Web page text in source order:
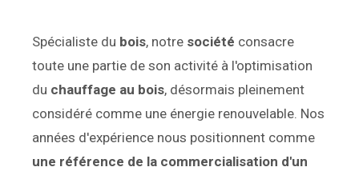
Spécialiste du bois, notre société consacre
toute une partie de son activité à l'optimisation
du chauffage au bois, désormais pleinement
considéré comme une énergie renouvelable. Nos
années d'expérience nous positionnent comme
une référence de la commercialisation d'un